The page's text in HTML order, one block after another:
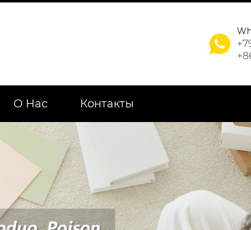

О Нас Контакты